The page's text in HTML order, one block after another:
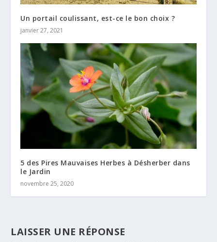
Un portail coulissant, est-ce le bon choix ?
janvier 27, 2021
5 des Pires Mauvaises Herbes à Désherber dans
le Jardin
novembre 25, 2020
LAISSER UNE RÉPONSE